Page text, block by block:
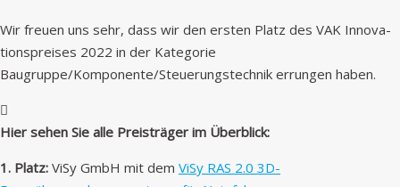
Wir freuen uns sehr, dass wir den ersten Platz des VAK Inno­va­
tion­spreis­es 2022 in der Kat­e­gorie
Baugruppe/Komponente/Steuerungstechnik errun­gen haben.
Hier sehen Sie alle Preisträger im Überblick:
1. Platz: ViSy GmbH mit dem ViSy RAS 2.0 3D-